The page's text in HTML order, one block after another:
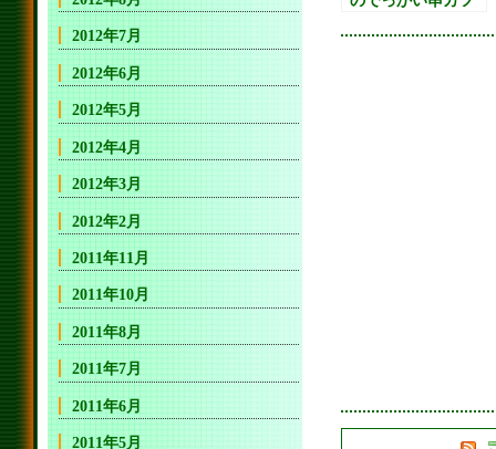
2012年7月
2012年6月
2012年5月
2012年4月
2012年3月
2012年2月
2011年11月
2011年10月
2011年8月
2011年7月
2011年6月
2011年5月